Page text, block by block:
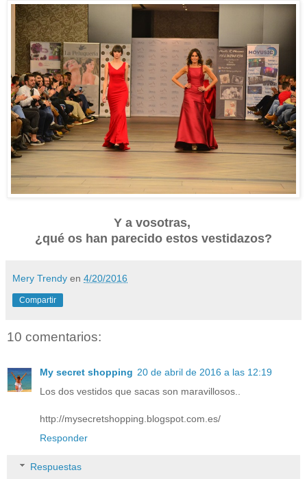
Y a vosotras,
¿qué os han parecido estos vestidazos?
Mery Trendy en 4/20/2016
Compartir
10 comentarios:
My secret shopping 20 de abril de 2016 a las 12:19
Los dos vestidos que sacas son maravillosos..
http://mysecretshopping.blogspot.com.es/
Responder
Respuestas